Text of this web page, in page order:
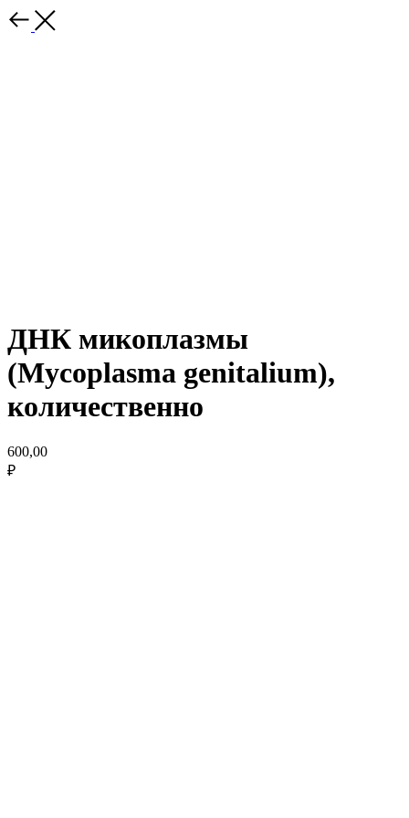
ДНК микоплазмы
(Mycoplasma genitalium),
количественно
600,00
₽